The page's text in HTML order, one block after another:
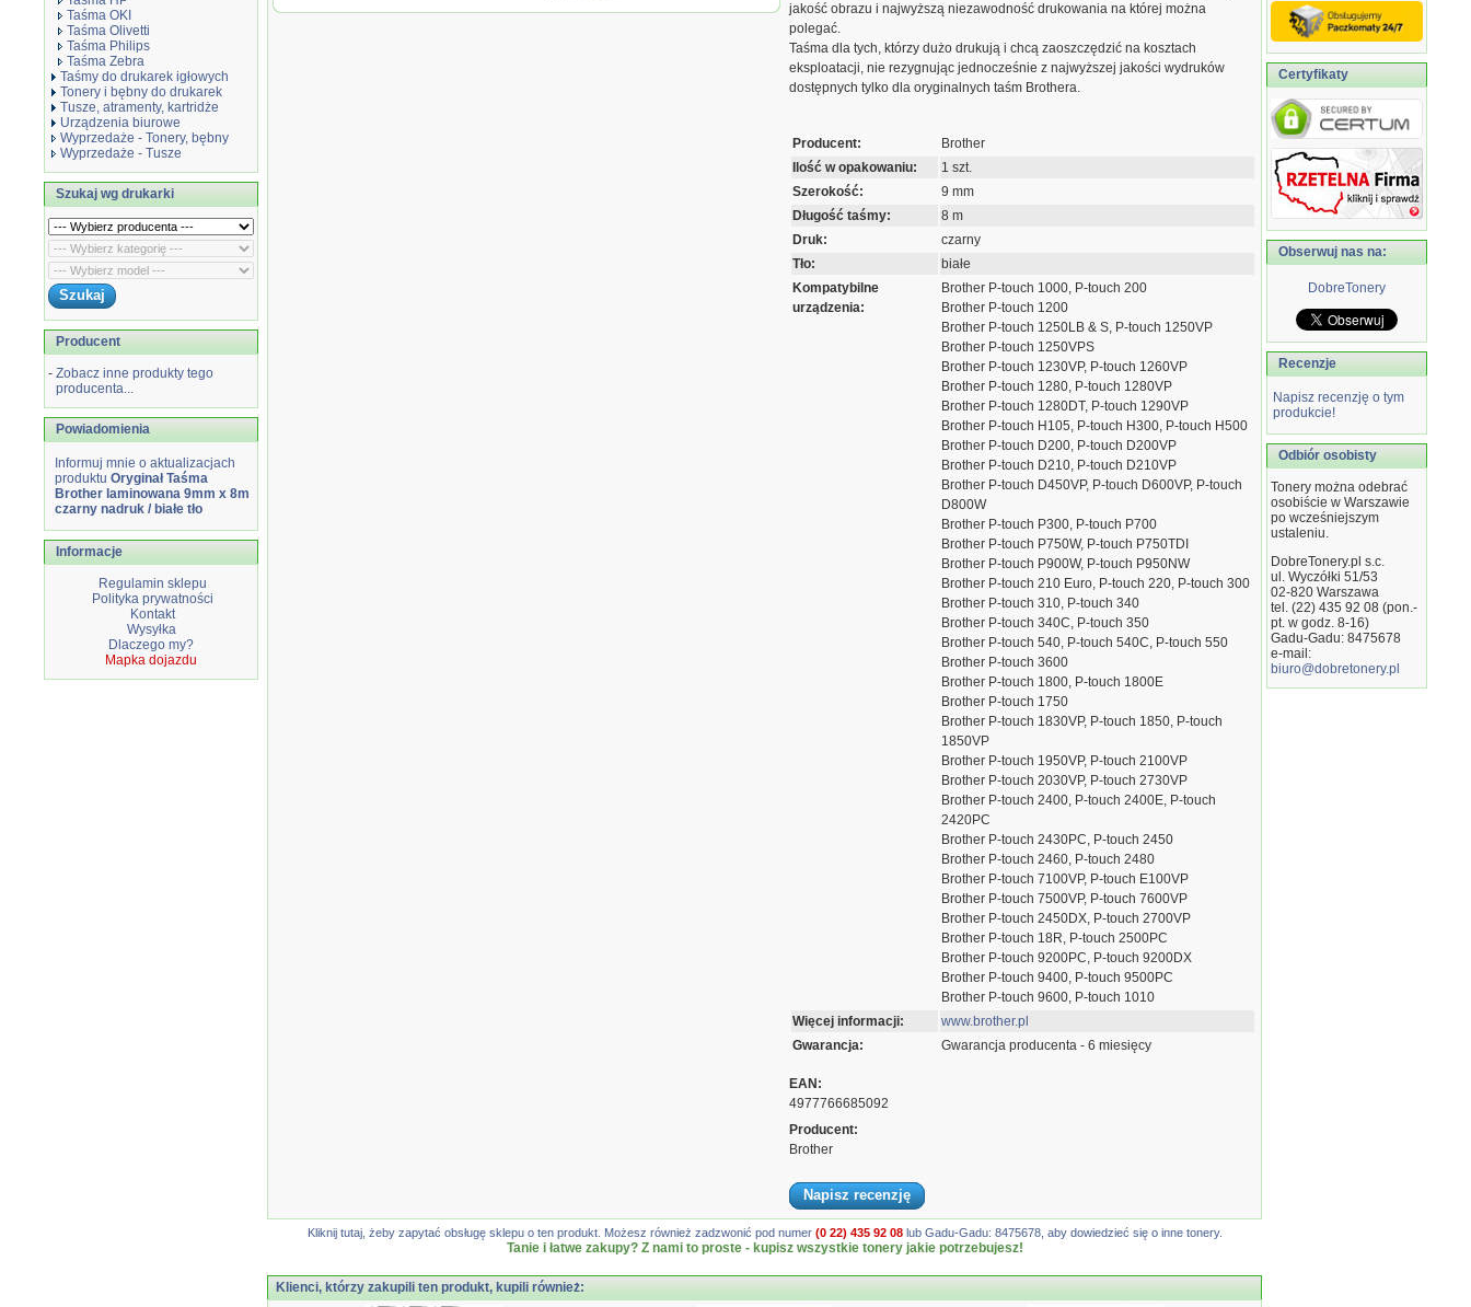
Taśma OKI
Taśma Olivetti
Taśma Philips
Taśma Zebra
Taśmy do drukarek igłowych
Tonery i bębny do drukarek
Tusze, atramenty, kartridże
Urządzenia biurowe
Wyprzedaże - Tonery, bębny
Wyprzedaże - Tusze
Szukaj wg drukarki
Producent
- Zobacz inne produkty tego
producenta...
Powiadomienia
Informuj mnie o aktualizacjach
produktu Oryginał Taśma
Brother laminowana 9mm x 8m
czarny nadruk / białe tło
Informacje
Regulamin sklepu
Polityka prywatności
Kontakt
Wysyłka
Dlaczego my?
Mapka dojazdu
Oryginał Taśma Brother laminowana 9mm x 8m
jakość obrazu i najwyższą niezawodność drukowania na której można
polegać.
Taśma dla tych, którzy dużo drukują i chcą zaoszczędzić na kosztach
eksploatacji, nie rezygnując jednocześnie z najwyższej jakości wydruków
dostępnych tylko dla oryginalnych taśm Brothera.
Producent:
Brother
Ilość w opakowaniu:
1 szt.
Szerokość:
9 mm
Długość taśmy:
8 m
Druk:
czarny
Tło:
białe
Kompatybilne
urządzenia:
Brother P-touch 1000, P-touch 200
Brother P-touch 1200
Brother P-touch 1250LB & S, P-touch 1250VP
Brother P-touch 1250VPS
Brother P-touch 1230VP, P-touch 1260VP
Brother P-touch 1280, P-touch 1280VP
Brother P-touch 1280DT, P-touch 1290VP
Brother P-touch H105, P-touch H300, P-touch H500
Brother P-touch D200, P-touch D200VP
Brother P-touch D210, P-touch D210VP
Brother P-touch D450VP, P-touch D600VP, P-touch
D800W
Brother P-touch P300, P-touch P700
Brother P-touch P750W, P-touch P750TDI
Brother P-touch P900W, P-touch P950NW
Brother P-touch 210 Euro, P-touch 220, P-touch 300
Brother P-touch 310, P-touch 340
Brother P-touch 340C, P-touch 350
Brother P-touch 540, P-touch 540C, P-touch 550
Brother P-touch 3600
Brother P-touch 1800, P-touch 1800E
Brother P-touch 1750
Brother P-touch 1830VP, P-touch 1850, P-touch
1850VP
Brother P-touch 1950VP, P-touch 2100VP
Brother P-touch 2030VP, P-touch 2730VP
Brother P-touch 2400, P-touch 2400E, P-touch
2420PC
Brother P-touch 2430PC, P-touch 2450
Brother P-touch 2460, P-touch 2480
Brother P-touch 7100VP, P-touch E100VP
Brother P-touch 7500VP, P-touch 7600VP
Brother P-touch 2450DX, P-touch 2700VP
Brother P-touch 18R, P-touch 2500PC
Brother P-touch 9200PC, P-touch 9200DX
Brother P-touch 9400, P-touch 9500PC
Brother P-touch 9600, P-touch 1010
Więcej informacji:
www.brother.pl
Gwarancja:
Gwarancja producenta - 6 miesięcy
EAN:
4977766685092
Producent:
Brother
Napisz recenzję
Kliknij tutaj, żeby zapytać obsługę sklepu o ten produkt. Możesz również zadzwonić pod numer (0 22) 435 92 08lub Gadu-Gadu: 8475678, aby dowiedzieć się o inne tonery.
Tanie i łatwe zakupy? Z nami to proste - kupisz wszystkie tonery jakie potrzebujesz!
Klienci, którzy zakupili ten produkt, kupili również:
Certyfikaty
Obserwuj nas na:
DobreTonery
Recenzje
Napisz recenzję o tym
produkcie!
Odbiór osobisty
Tonery można odebrać
osobiście w Warszawie
po wcześniejszym
ustaleniu.
DobreTonery.pl s.c.
ul. Wyczółki 51/53
02-820 Warszawa
tel. (22) 435 92 08 (pon.-
pt. w godz. 8-16)
Gadu-Gadu: 8475678
e-mail:
biuro@dobretonery.pl